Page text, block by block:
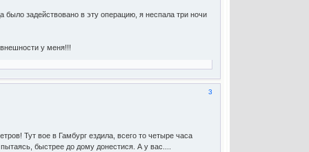
было задействовано в эту операцию, я неспала три ночи
у меня!!!
3
Тут вое в Гамбург ездила, всего то четыре часа
быстрее до дому донестися. А у вас....